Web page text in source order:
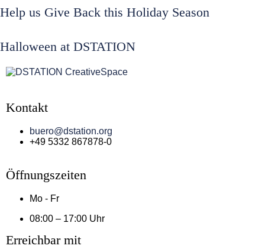
Help us Give Back this Holiday Season
Halloween at DSTATION
Kontakt
buero@dstation.org
+49 5332 867878-0
Öffnungszeiten
Mo - Fr
08:00 – 17:00 Uhr
Erreichbar mit